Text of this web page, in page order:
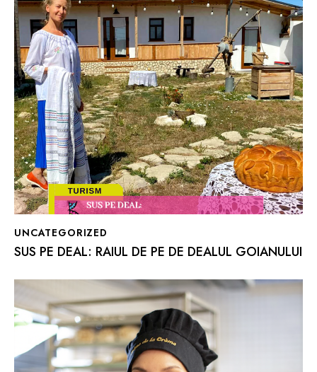
UNCATEGORIZED
SUS PE DEAL: RAIUL DE PE DE DEALUL GOIANULUI